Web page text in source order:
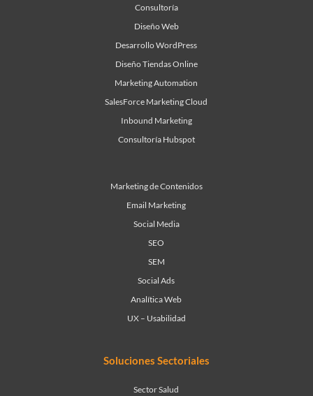
Consultoría
Diseño Web
Desarrollo WordPress
Diseño Tiendas Online
Marketing Automation
SalesForce Marketing Cloud
Inbound Marketing
Consultoría Hubspot
Marketing de Contenidos
Email Marketing
Social Media
SEO
SEM
Social Ads
Analítica Web
UX – Usabilidad
Soluciones Sectoriales
Sector Salud